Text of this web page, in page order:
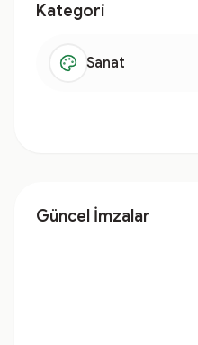
Kategori
Sanat
Güncel İmzalar